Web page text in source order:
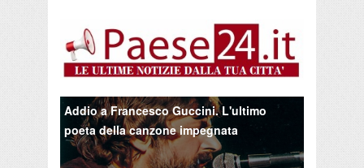
Addio a Francesco Guccini. L'ultimo
poeta della canzone impegnata